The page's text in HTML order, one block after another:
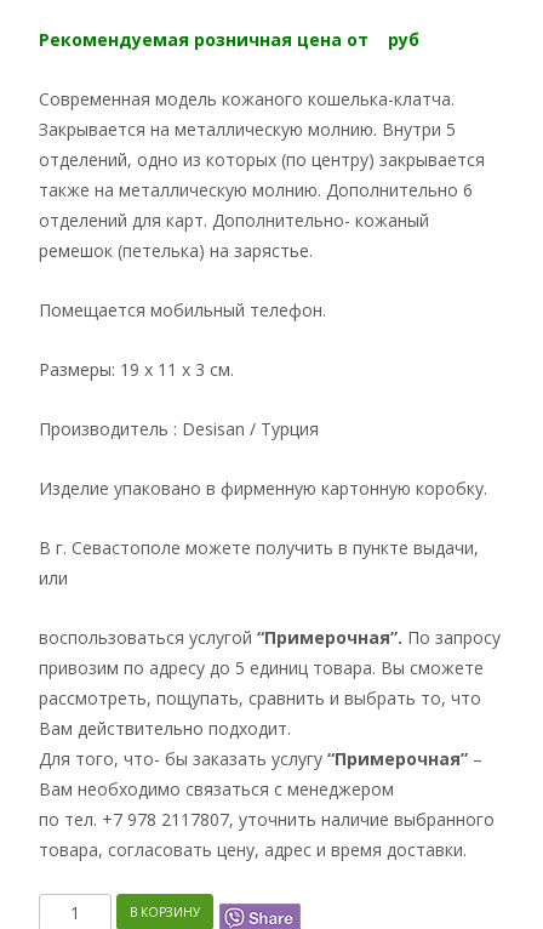
Рекомендуемая розничная цена от руб
Современная модель кожаного кошелька-клатча.
Закрывается на металлическую молнию. Внутри 5
отделений, одно из которых (по центру) закрывается
также на металлическую молнию. Дополнительно 6
отделений для карт. Дополнительно- кожаный
ремешок (петелька) на зарястье.
Помещается мобильный телефон.
Размеры: 19 х 11 х 3 см.
Производитель : Desisan / Турция
Изделие упаковано в фирменную картонную коробку.
В г. Севастополе можете получить в пункте выдачи,
или
воспользоваться услугой “Примерочная”. По запросу
привозим по адресу до 5 единиц товара. Вы сможете
рассмотреть, пощупать, сравнить и выбрать то, что
Вам действительно подходит.
Для того, что- бы заказать услугу “Примерочная” –
Вам необходимо связаться с менеджером
по тел. +7 978 2117807, уточнить наличие выбранного
товара, согласовать цену, адрес и время доставки.
КоличествоВ КОРЗИНУ